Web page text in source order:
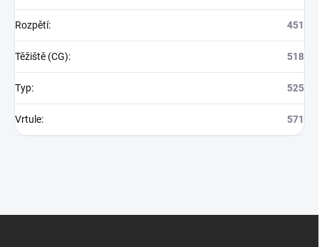
Rozpětí: 451
Těžiště (CG): 518
Typ: 525
Vrtule: 571